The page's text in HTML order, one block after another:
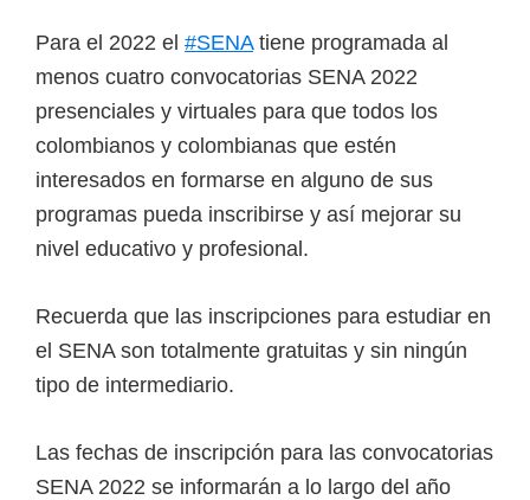
Para el 2022 el #SENAtiene programada al
menos cuatro convocatorias SENA 2022
presenciales y virtuales para que todos los
colombianos y colombianas que estén
interesados en formarse en alguno de sus
programas pueda inscribirse y así mejorar su
nivel educativo y profesional.
Recuerda que las inscripciones para estudiar en
el SENA son totalmente gratuitas y sin ningún
tipo de intermediario.
Las fechas de inscripción para las convocatorias
SENA 2022 se informarán a lo largo del año